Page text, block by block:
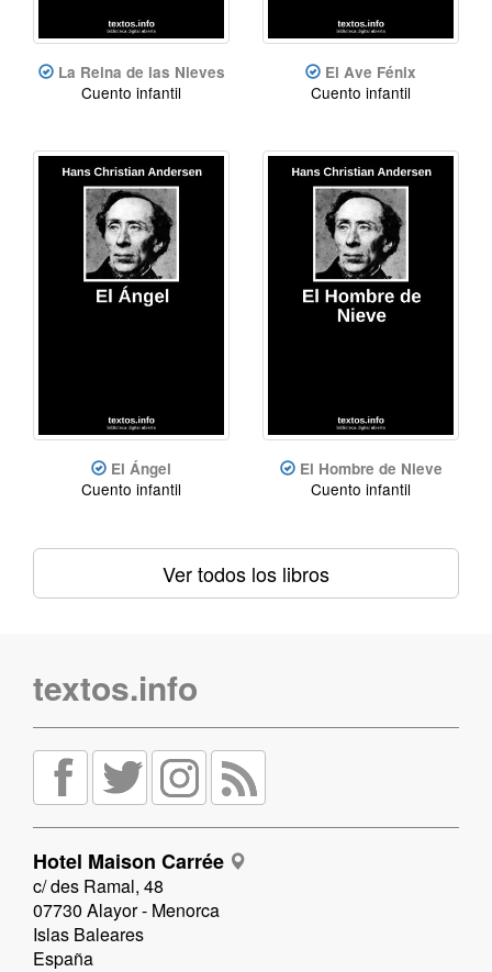
La Reina de las Nieves
Cuento infantil
El Ave Fénix
Cuento infantil
El Ángel
Cuento infantil
El Hombre de Nieve
Cuento infantil
Ver todos los libros
textos.info
Hotel Maison Carrée
c/ des Ramal, 48
07730 Alayor - Menorca
Islas Baleares
España